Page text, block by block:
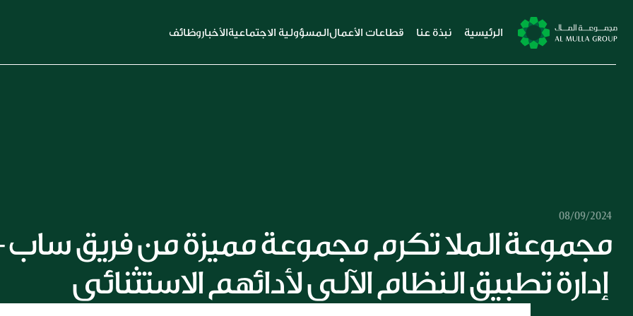
الرئيسية نبذة عنا قطاعات الأعمالالمسؤولية الاجتماعيةالأخباروظائف
08/09/2024
إدارة تطبيق النظام الآلي لأدائهم الاستثنائي